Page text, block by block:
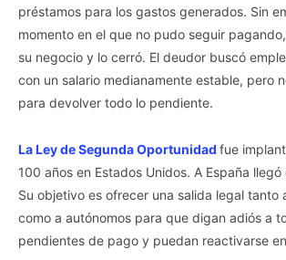
préstamos para los gastos generados. Sin
momento en el que no pudo seguir
su negocio y lo cerró. El deudor buscó
con un salario medianamente estable, pero
para devolver todo lo pendiente.
La Ley de Segunda Oportunidad fue
100 años en Estados Unidos. A España
Su objetivo es ofrecer una salida legal tanto
como a autónomos para que digan adiós a
pendientes de pago y puedan reactivarse